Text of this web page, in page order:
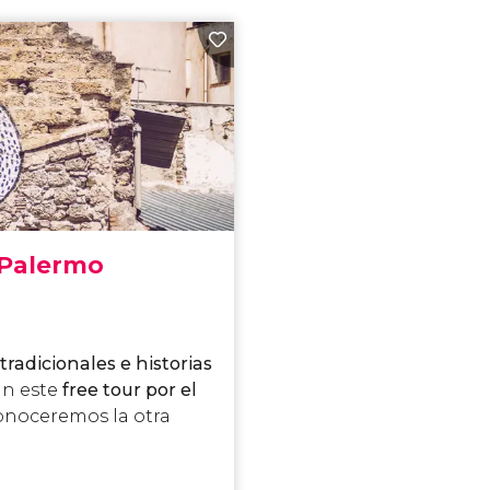
e historias
este free tour por el
la otra